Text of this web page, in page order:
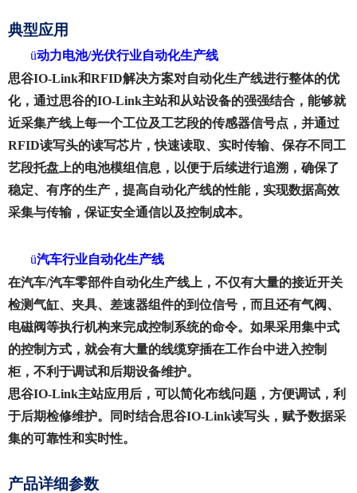
典型应用
ü动力电池/光伏行业自动化生产线
思谷IO-Link和RFID解决方案对自动化生产线进行整体的优
化，通过思谷的IO-Link主站和从站设备的强强结合，能够就
近采集产线上每一个工位及工艺段的传感器信号点，并通过
RFID读写头的读写芯片，快速读取、实时传输、保存不同工
艺段托盘上的电池模组信息，以便于后续进行追溯，确保了
稳定、有序的生产，提高自动化产线的性能，实现数据高效
采集与传输，保证安全通信以及控制成本。
ü汽车行业自动化生产线
在汽车/汽车零部件自动化生产线上，不仅有大量的接近开关
检测气缸、夹具、差速器组件的到位信号，而且还有气阀、
电磁阀等执行机构来完成控制系统的命令。如果采用集中式
的控制方式，就会有大量的线缆穿插在工作台中进入控制
柜，不利于调试和后期设备维护。
思谷IO-Link主站应用后，可以简化布线问题，方便调试，利
于后期检修维护。同时结合思谷IO-Link读写头，赋予数据采
集的可靠性和实时性。
产品详细参数